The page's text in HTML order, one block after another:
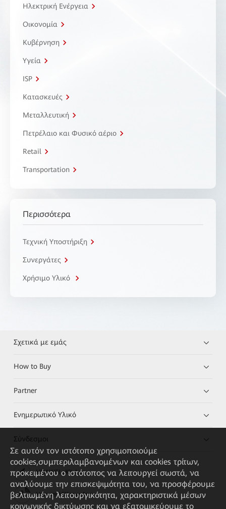
Ηλεκτρική Ενέργεια
Οικονομία
Κυβέρνηση
Υγεία
ISP
Κατασκευές
Μεταλλευτική
Πετρέλαιο και Φυσικό αέριο
Retail
Transportation
Περισσότερα
Τεχνική Υποστήριξη
Συνεργάτες
Χρήσιμο Υλικό
Σχετικά με εμάς
How to Buy
Partner
Ενημερωτικό Υλικό
Σύνδεσμοι
HUAWEI eKit App
Huawei HiKnow App
Σε αυτόν τον ιστότοπο χρησιμοποιούμε
cookies,συμπεριλαμβανομένων και cookies τρίτων,
προκειμένου ο ιστότοπος να λειτουργεί σωστά, να
αναλύουμε την επισκεψιμότητα του, να προσφέρουμε
βελτιωμένη λειτουργικότητα, χαρακτηριστικά μέσων
κοινωνικής δικτύωσης και να εξατομικεύουμε το